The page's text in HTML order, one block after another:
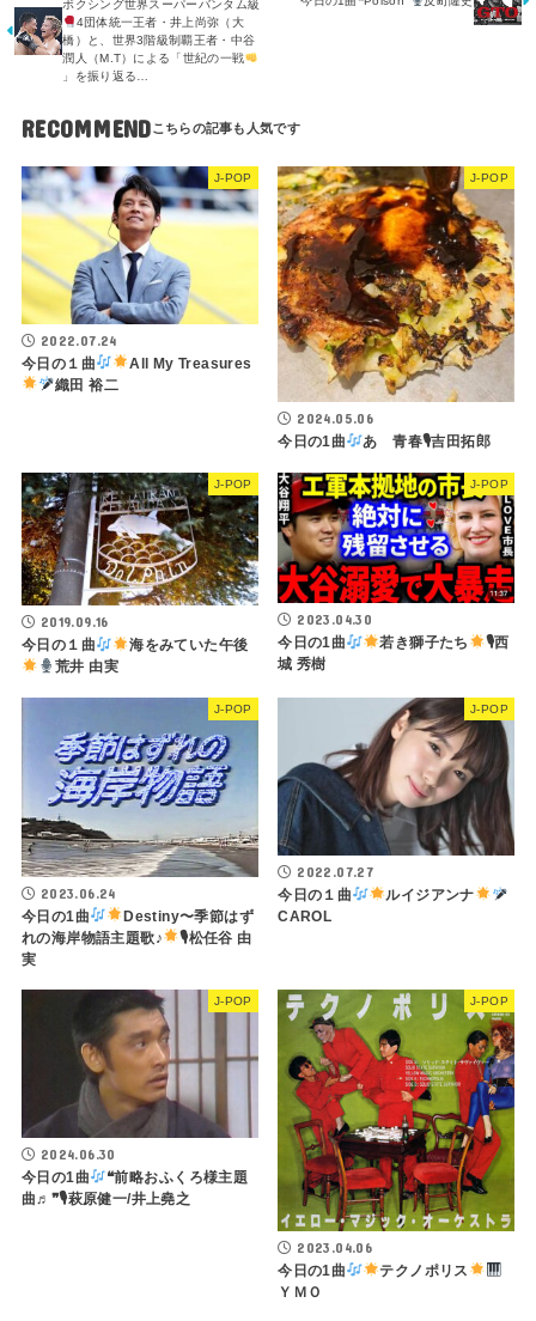
ボクシング世界スーパーバンタム級
4団体統一王者・井上尚弥（大
橋）と、世界3階級制覇王者・中谷
潤人（M.T）による「世紀の一戦
」を振り返る…
RECOMMEND
J-POP
2022.07.24
今日の１曲
All My Treasures
織田 裕二
J-POP
2024.05.06
今日の1曲 あゝ青春🎙吉田拓郎
J-POP
2019.09.16
今日の１曲
海をみていた午後
荒井 由実
J-POP
2023.04.30
今日の1曲 若き獅子たち
🎙西
城 秀樹
J-POP
2023.06.24
今日の1曲
Destiny〜季節はず
れの海岸物語主題歌♪
🎙松任谷 由
実
J-POP
2022.07.27
今日の１曲
ルイジアンナ
CAROL
J-POP
2024.06.30
今日の1曲
❝前略おふくろ様主題
曲♬❞🎙萩原健一/井上堯之
J-POP
2023.04.06
今日の1曲
テクノポリス
ＹＭＯ